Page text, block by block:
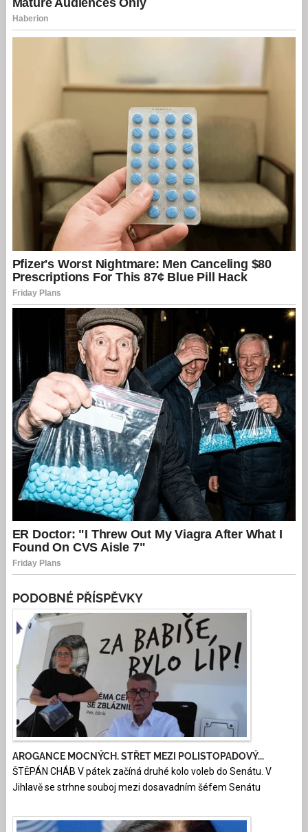
PODOBNÉ PŘÍSPĚVKY
AROGANCE MOCNÝCH. STŘET MEZI POLISTOPADOVÝ...
ŠTĚPÁN CHÁB V pátek začíná druhé kolo voleb do Senátu. V
Jihlavě se strhne souboj mezi dosavadním šéfem Senátu